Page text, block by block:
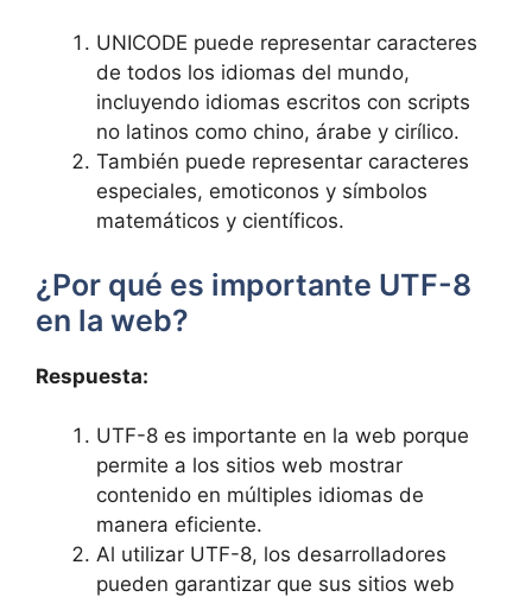
UNICODE puede representar caracteres
de todos ⁤los idiomas del mundo,
incluyendo idiomas escritos con scripts
no latinos como chino, árabe y cirílico.
También puede representar caracteres‍
especiales, emoticonos y símbolos
matemáticos y científicos.
¿Por qué es importante UTF-8
en la ‍web?
Respuesta:
UTF-8 es importante en la ‍web porque
permite a los sitios web mostrar
contenido en múltiples idiomas de
manera eficiente.
Al ⁣utilizar ​UTF-8, los desarrolladores
pueden garantizar que‌ sus sitios web⁣